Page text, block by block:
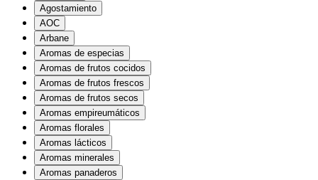
Agostamiento
AOC
Arbane
Aromas de especias
Aromas de frutos cocidos
Aromas de frutos frescos
Aromas de frutos secos
Aromas empireumáticos
Aromas florales
Aromas lácticos
Aromas minerales
Aromas panaderos